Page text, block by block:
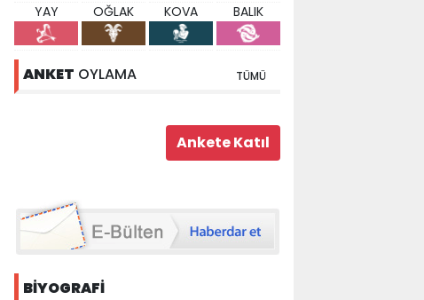
YAY OĞLAK KOVA BALIK
ANKET OYLAMA TÜMÜ
BİYOGRAFİ